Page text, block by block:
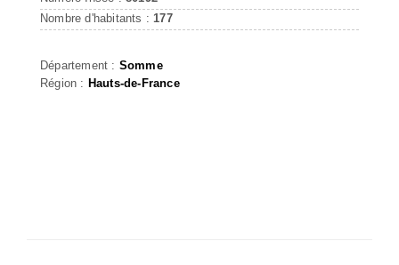
Nombre d'habitants : 177
Département : Somme
Région : Hauts-de-France